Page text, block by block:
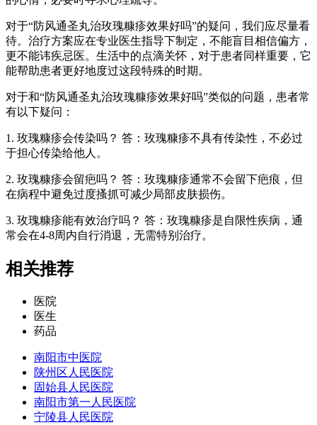
对于“防风通圣丸治玫瑰糠疹效果好吗”的疑问，我们应尽量看
待。治疗方案应在专业医生指导下制定，不能盲目相信偏方，
更不能讳疾忌医。生活中的点滴关怀，对于患者同样重要，它
能帮助患者更好地度过这段特殊的时期。
对于和“防风通圣丸治玫瑰糠疹效果好吗”类似的问题，患者常
有以下疑问：
1. 玫瑰糠疹会传染吗？ 答：玫瑰糠疹不具有传染性，不必过
于担心传染给他人。
2. 玫瑰糠疹会留疤吗？ 答：玫瑰糠疹通常不会留下疤痕，但
在病程中避免过度搔抓可减少局部皮肤损伤。
3. 玫瑰糠疹能有效治疗吗？ 答：玫瑰糠疹是自限性疾病，通
常会在4-8周内自行消退，无需特别治疗。
相关推荐
医院
医生
药品
南阳市中医院
陕州区人民医院
固始县人民医院
南阳市第一人民医院
宁陵县人民医院